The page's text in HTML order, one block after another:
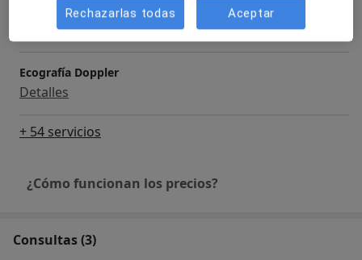
Ecografía 5D
Detalles
Ecografía Doppler
Detalles
+ 54 servicios
¿Cómo funcionan los precios?
Consultas (3)
Rechazarlas todas Aceptar